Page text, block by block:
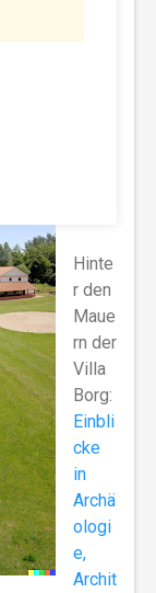
Hinte
r den
Maue
rn der
Villa
Borg:
Einbli
cke
in
Archä
ologi
e,
Archit